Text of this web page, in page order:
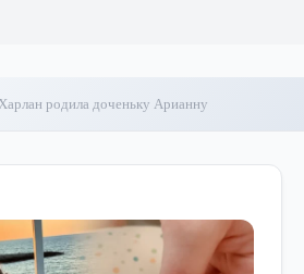
родила доченьку Арианну